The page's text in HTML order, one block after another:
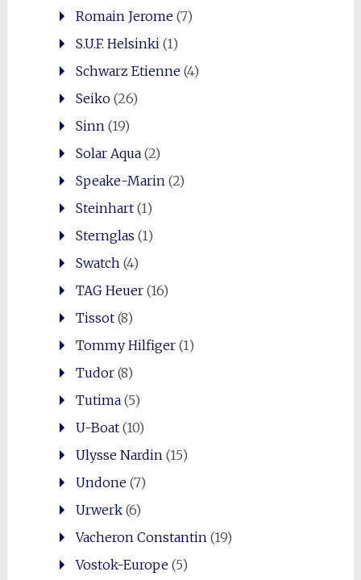
Romain Jerome(7)
S.U.F. Helsinki (1)
Schwarz Etienne(4)
Seiko(26)
Sinn (19)
Solar Aqua(2)
Speake-Marin (2)
Steinhart(1)
Sternglas (1)
Swatch (4)
TAG Heuer(16)
Tissot(8)
Tommy Hilfiger(1)
Tudor(8)
Tutima(5)
U-Boat(10)
Ulysse Nardin (15)
Undone(7)
Urwerk(6)
Vacheron Constantin (19)
Vostok-Europe(5)